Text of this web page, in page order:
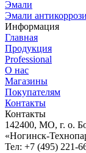
Эмали
Эмали
Информация
Главная
Продукция
Professional
О нас
Магазины
Покупателям
Контакты
Контакты
142400, МО, г. о.
«Ногинск-
Тел: +7 (495) 221-